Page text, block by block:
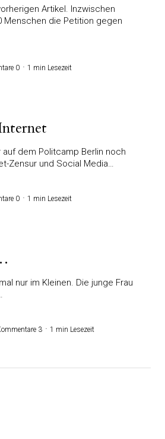
Artikel. Inzwischen
Menschen die Petition gegen
0 1 min Lesezeit
auf dem Politcamp Berlin noch
Zensur und Social Media…
0 1 min Lesezeit
nur im Kleinen. Die junge Frau
3 1 min Lesezeit